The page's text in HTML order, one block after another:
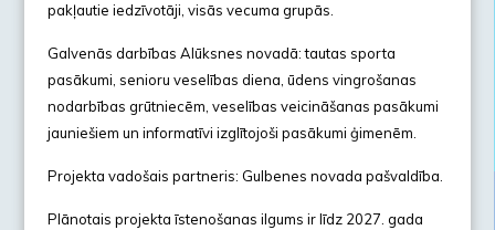
pakļautie iedzīvotāji, visās vecuma grupās.
Galvenās darbības Alūksnes novadā: tautas sporta
pasākumi, senioru veselības diena, ūdens vingrošanas
nodarbības grūtniecēm, veselības veicināšanas pasākumi
jauniešiem un informatīvi izglītojoši pasākumi ģimenēm.
Projekta vadošais partneris: Gulbenes novada pašvaldība.
Plānotais projekta īstenošanas ilgums ir līdz 2027. gada